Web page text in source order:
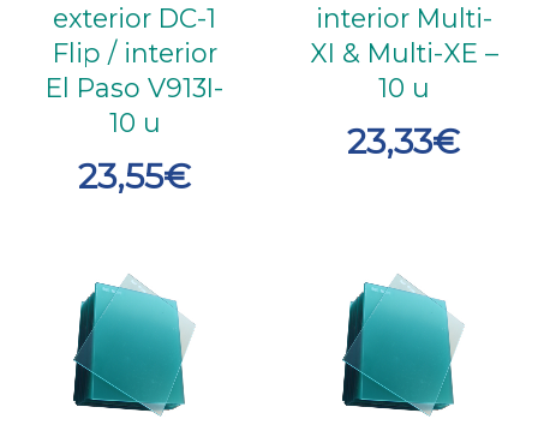
exterior DC-1
Flip / interior
El Paso V913I-
10 u
23,55€
interior Multi-
XI & Multi-XE –
10 u
23,33€